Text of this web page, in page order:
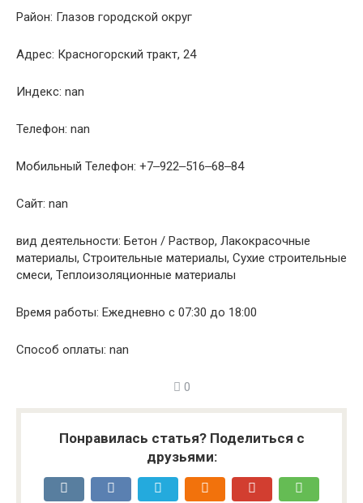
Район: Глазов городской округ
Адрес: Красногорский тракт, 24
Индекс: nan
Телефон: nan
Мобильный Телефон: +7‒922‒516‒68‒84
Сайт: nan
вид деятельности: Бетон / Раствор, Лакокрасочные
материалы, Строительные материалы, Сухие строительные
смеси, Теплоизоляционные материалы
Время работы: Ежедневно с 07:30 до 18:00
Способ оплаты: nan
0
Понравилась статья? Поделиться с
друзьями: